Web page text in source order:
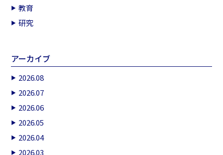
教育
研究
アーカイブ
2026.08
2026.07
2026.06
2026.05
2026.04
2026.03